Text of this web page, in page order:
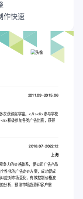
作快速
2011.09-2015.06
次获得奖学金。</li><li>参与学校
积极参加各类广告比赛，获得
2018.07-2022.12
上海
争力的价格体系，使公司广告产品
性化的广告定价方案，成功促成
应对市场变化，有效控制价格波
分析，预测市场趋势和客户需